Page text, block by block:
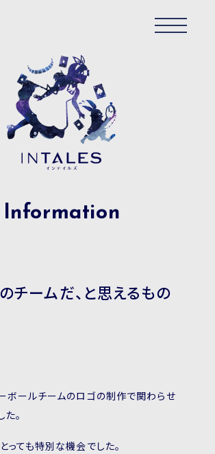
Information
チームだ、と思えるもの
ボールチームのロゴの制作で関わらせ
。
っても特別な機会でした。